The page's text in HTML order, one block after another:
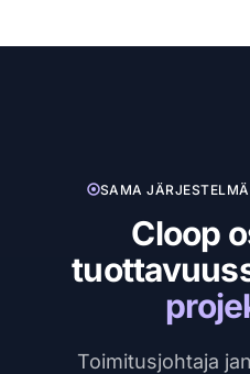
SAMA
Cloop
Toimitusjohtaja